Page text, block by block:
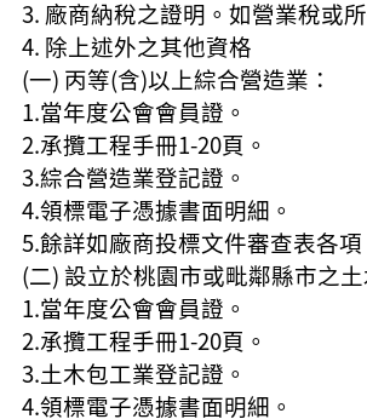
廠商納稅之證明。如營業稅或
除上述外之其他資格
(一) 丙等(含)以上綜合營造業：
1.當年度公會會員證。
2.承攬工程手冊1-20頁。
3.綜合營造業登記證。
4.領標電子憑據書面明細。
5.餘詳如廠商投標文件審查表各項
(二) 設立於桃園市或毗鄰縣市之土
1.當年度公會會員證。
2.承攬工程手冊1-20頁。
3.土木包工業登記證。
4.領標電子憑據書面明細。